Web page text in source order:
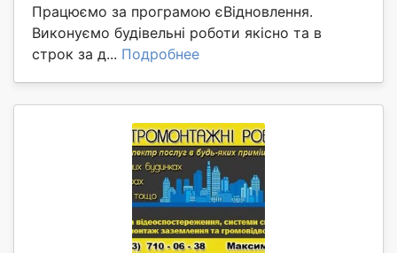
Працюємо за програмою єВідновлення.
Виконуємо будівельні роботи якісно та в
строк за д... Подробнее